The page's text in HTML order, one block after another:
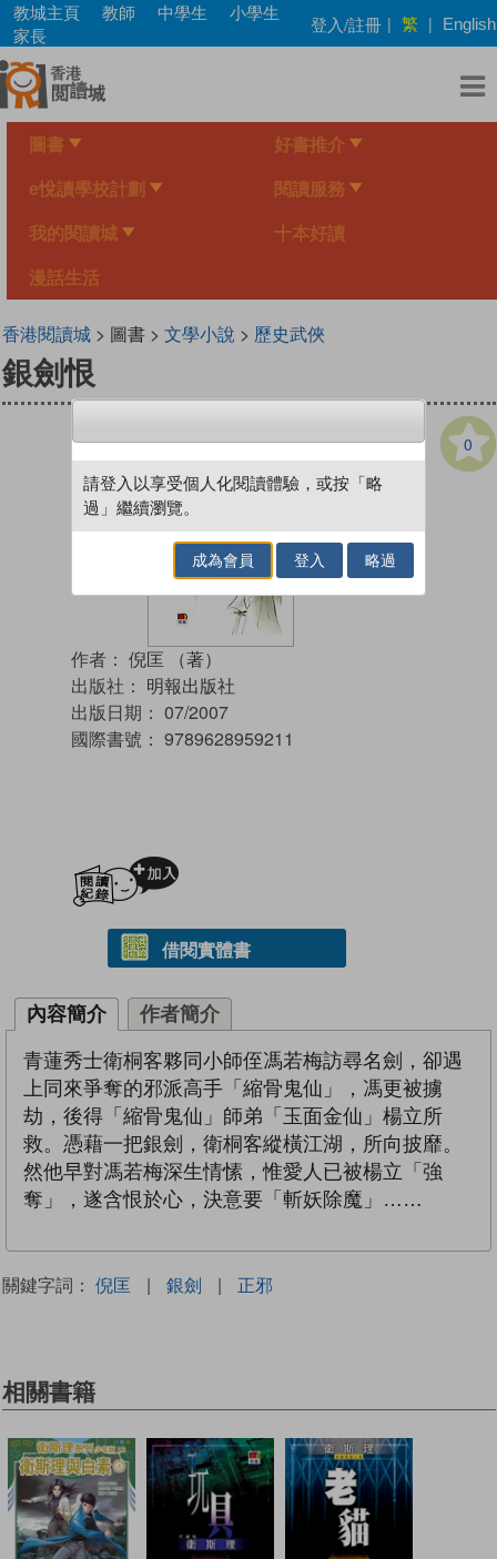
Skip
main
content
教城主頁 教師 中學生
小學生
家長
登入/註冊 | 繁 | English
圖書 好書推介
e悅讀學校計劃 閱讀服務
我的閱讀城 十本好讀
漫話生活
香港閱讀城> 圖書 > 文學小說 > 歷史武俠
銀劍恨
0
作者： 倪匡 （著）
出版社： 明報出版社
出版日期： 07/2007
國際書號： 9789628959211
借閱實體書
內容簡介 作者簡介
青蓮秀士衛桐客夥同小師侄馮若梅訪尋名劍，卻遇
上同來爭奪的邪派高手「縮骨鬼仙」，馮更被擄
劫，後得「縮骨鬼仙」師弟「玉面金仙」楊立所
救。憑藉一把銀劍，衛桐客縱橫江湖，所向披靡。
然他早對馮若梅深生情愫，惟愛人已被楊立「強
奪」，遂含恨於心，決意要「斬妖除魔」……
關鍵字詞： 倪匡 | 銀劍 | 正邪
相關書籍
請登入以享受個人化閱讀體驗，或按「略
過」繼續瀏覽。
成為會員 登入 略過